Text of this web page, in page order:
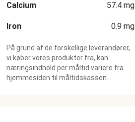
Calcium 57.4 mg
Iron 0.9 mg
På grund af de forskellige leverandører,
vi køber vores produkter fra, kan
næringsindhold per måltid variere fra
hjemmesiden til måltidskassen.